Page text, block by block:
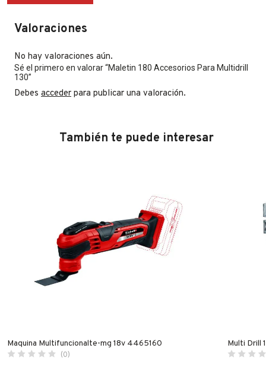
Valoraciones
No hay valoraciones aún.
Sé el primero en valorar “Maletin 180 Accesorios Para Multidrill
130”
Debes acceder para publicar una valoración.
También te puede interesar
Maquina Multifuncionalte-mg 18v 4465160
(0)
Multi Drill